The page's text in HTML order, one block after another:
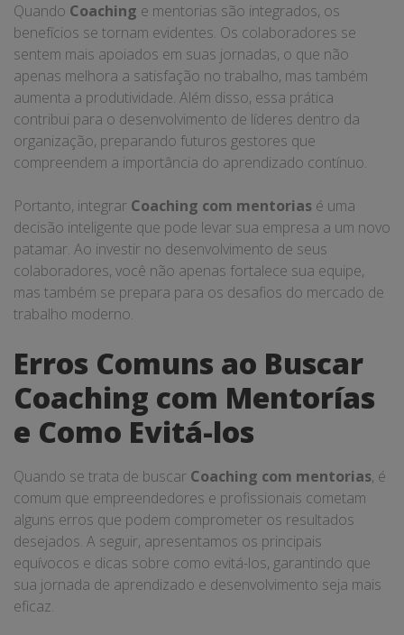
Quando Coaching e mentorias são integrados, os
benefícios se tornam evidentes. Os colaboradores se
sentem mais apoiados em suas jornadas, o que não
apenas melhora a satisfação no trabalho, mas também
aumenta a produtividade. Além disso, essa prática
contribui para o desenvolvimento de líderes dentro da
organização, preparando futuros gestores que
compreendem a importância do aprendizado contínuo.
Portanto, integrar Coaching com mentorias é uma
decisão inteligente que pode levar sua empresa a um novo
patamar. Ao investir no desenvolvimento de seus
colaboradores, você não apenas fortalece sua equipe,
mas também se prepara para os desafios do mercado de
trabalho moderno.
Erros Comuns ao Buscar
Coaching com Mentorías
e Como Evitá-los
Quando se trata de buscar Coaching com mentorias, é
comum que empreendedores e profissionais cometam
alguns erros que podem comprometer os resultados
desejados. A seguir, apresentamos os principais
equívocos e dicas sobre como evitá-los, garantindo que
sua jornada de aprendizado e desenvolvimento seja mais
eficaz.